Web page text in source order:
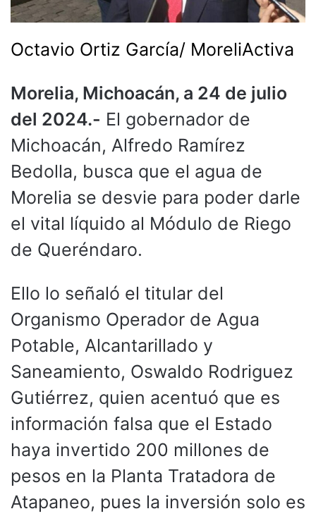
Octavio Ortiz García/ MoreliActiva
Morelia, Michoacán, a 24 de julio
del 2024.- El gobernador de
Michoacán, Alfredo Ramírez
Bedolla, busca que el agua de
Morelia se desvie para poder darle
el vital líquido al Módulo de Riego
de Queréndaro.
Ello lo señaló el titular del
Organismo Operador de Agua
Potable, Alcantarillado y
Saneamiento, Oswaldo Rodriguez
Gutiérrez, quien acentuó que es
información falsa que el Estado
haya invertido 200 millones de
pesos en la Planta Tratadora de
Atapaneo, pues la inversión solo es